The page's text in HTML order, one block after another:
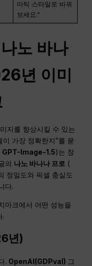
마틱 스타일로 바꿔
보세요.”
노 바나
년 이미
지를 향상시킬 수 있는
가장 정확한지”를 묻
GPT-Image-1.5)는 창
의 나노 바나나 프로 (
정밀도와 픽셀 충실도
다.
마크에서 어떤 성능을
.
년)
. OpenAI(GDPval) 그